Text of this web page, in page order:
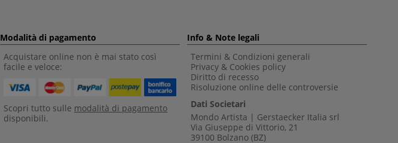
Modalità di pagamento
Acquistare online non è mai stato così
facile e veloce:
Scopri tutto sulle modalità di pagamento
disponibili.
Info & Note legali
Termini & Condizioni generali
Privacy & Cookies policy
Diritto di recesso
Risoluzione online delle controversie
Dati Societari
Mondo Artista | Gerstaecker Italia srl
Via Giuseppe di Vittorio, 21
39100 Bolzano (BZ)